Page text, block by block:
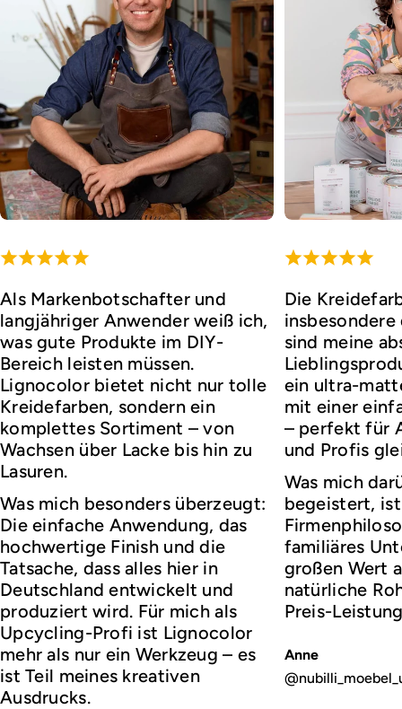
Als Markenbotschafter und
langjähriger Anwender weiß ich,
was gute Produkte im DIY-
Bereich leisten müssen.
Lignocolor bietet nicht nur tolle
Kreidefarben, sondern ein
komplettes Sortiment – von
Wachsen über Lacke bis hin zu
Lasuren.
Was mich besonders überzeugt:
Die einfache Anwendung, das
hochwertige Finish und die
Tatsache, dass alles hier in
Deutschland entwickelt und
produziert wird. Für mich als
Upcycling-Profi ist Lignocolor
mehr als nur ein Werkzeug – es
ist Teil meines kreativen
Ausdrucks.
Die
sind meine
ein ultra-
mit einer
– perfekt für
und Profis
Was mich
begeistert,
familiäres
großen Wert
natürliche
Preis-
Anne